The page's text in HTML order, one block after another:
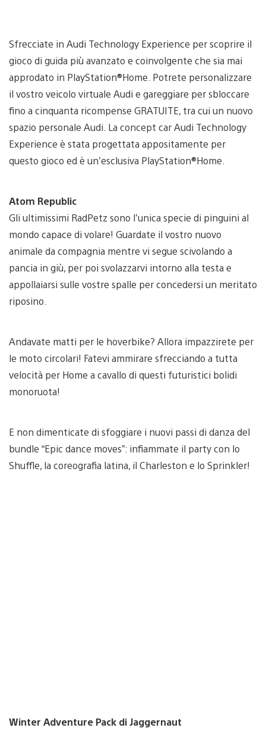
Sfrecciate in Audi Technology Experience per scoprire il
gioco di guida più avanzato e coinvolgente che sia mai
approdato in PlayStation®Home. Potrete personalizzare
il vostro veicolo virtuale Audi e gareggiare per sbloccare
fino a cinquanta ricompense GRATUITE, tra cui un nuovo
spazio personale Audi. La concept car Audi Technology
Experience è stata progettata appositamente per
questo gioco ed è un’esclusiva PlayStation®Home.
Atom Republic
Gli ultimissimi RadPetz sono l’unica specie di pinguini al
mondo capace di volare! Guardate il vostro nuovo
animale da compagnia mentre vi segue scivolando a
pancia in giù, per poi svolazzarvi intorno alla testa e
appollaiarsi sulle vostre spalle per concedersi un meritato
riposino.
Andavate matti per le hoverbike? Allora impazzirete per
le moto circolari! Fatevi ammirare sfrecciando a tutta
velocità per Home a cavallo di questi futuristici bolidi
monoruota!
E non dimenticate di sfoggiare i nuovi passi di danza del
bundle “Epic dance moves”: infiammate il party con lo
Shuffle, la coreografia latina, il Charleston e lo Sprinkler!
Winter Adventure Pack di Jaggernaut